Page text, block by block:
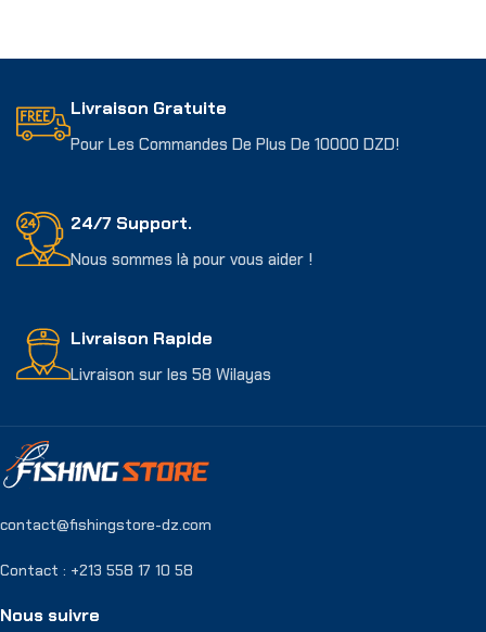
Livraison Gratuite
Pour Les Commandes De Plus De 10000 DZD!
24/7 Support.
Nous sommes là pour vous aider !
Livraison Rapide
Livraison sur les 58 Wilayas
contact@fishingstore-dz.com
Contact : +213 558 17 10 58
Nous suivre